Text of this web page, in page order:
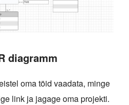
diagramm
oma töid vaadata, minge
link ja jagage oma projekti.